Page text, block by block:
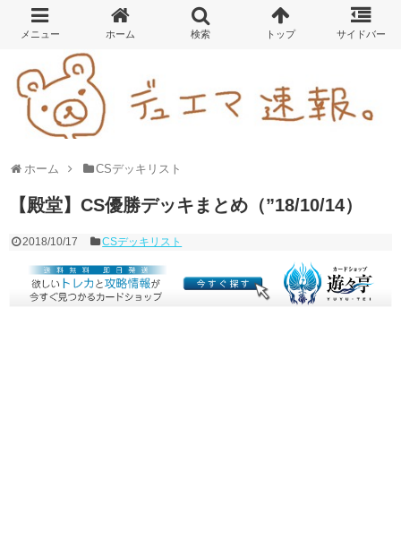
ホーム CSデッキリスト
【殿堂】CS優勝デッキまとめ（”18/10/14）
2018/10/17 CSデッキリスト